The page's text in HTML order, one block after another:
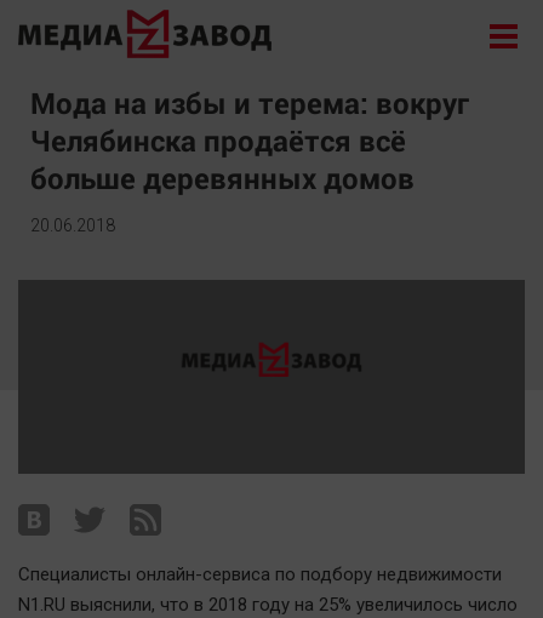
Новости
Экономика
Происшествия
Общество
Архив
Наша победа
Общество
Мода на избы и терема: вокруг
Челябинска продаётся всё
больше деревянных домов
20.06.2018
Специалисты онлайн-сервиса по подбору недвижимости
N1.RU выяснили, что в 2018 году на 25% увеличилось число